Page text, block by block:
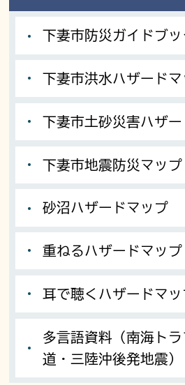
下妻市防災ガイドブッ
下妻市洪水ハザード
下妻市土砂災害ハザ
下妻市地震防災マップ
砂沼ハザードマップ
重ねるハザードマップ
耳で聴くハザードマッ
多言語資料（南海ト
道・三陸沖後発地震）